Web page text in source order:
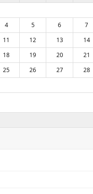
4 5 6 7
11 12 13 14
18 19 20 21
25 26 27 28